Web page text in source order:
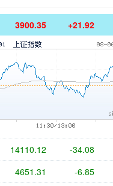
3900.35 +21.92
14110.12 -34.08
4651.31 -6.85